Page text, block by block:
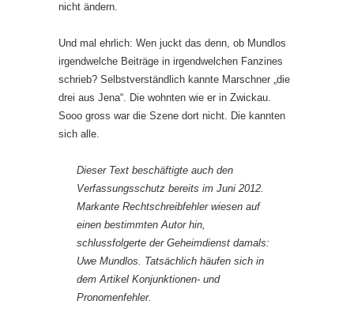
nicht ändern.
Und mal ehrlich: Wen juckt das denn, ob Mundlos
irgendwelche Beiträge in irgendwelchen Fanzines
schrieb? Selbstverständlich kannte Marschner „die
drei aus Jena“. Die wohnten wie er in Zwickau.
Sooo gross war die Szene dort nicht. Die kannten
sich alle.
Dieser Text beschäftigte auch den
Verfassungsschutz bereits im Juni 2012.
Markante Rechtschreibfehler wiesen auf
einen bestimmten Autor hin,
schlussfolgerte der Geheimdienst damals:
Uwe Mundlos. Tatsächlich häufen sich in
dem Artikel Konjunktionen- und
Pronomenfehler.